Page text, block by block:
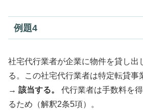
例題4
社宅代行業者が企業に物件を貸し出
る。この社宅代行業者は特定転貸事
→ 該当する。
代行業者は手数料を
るため（解釈2条5項）。